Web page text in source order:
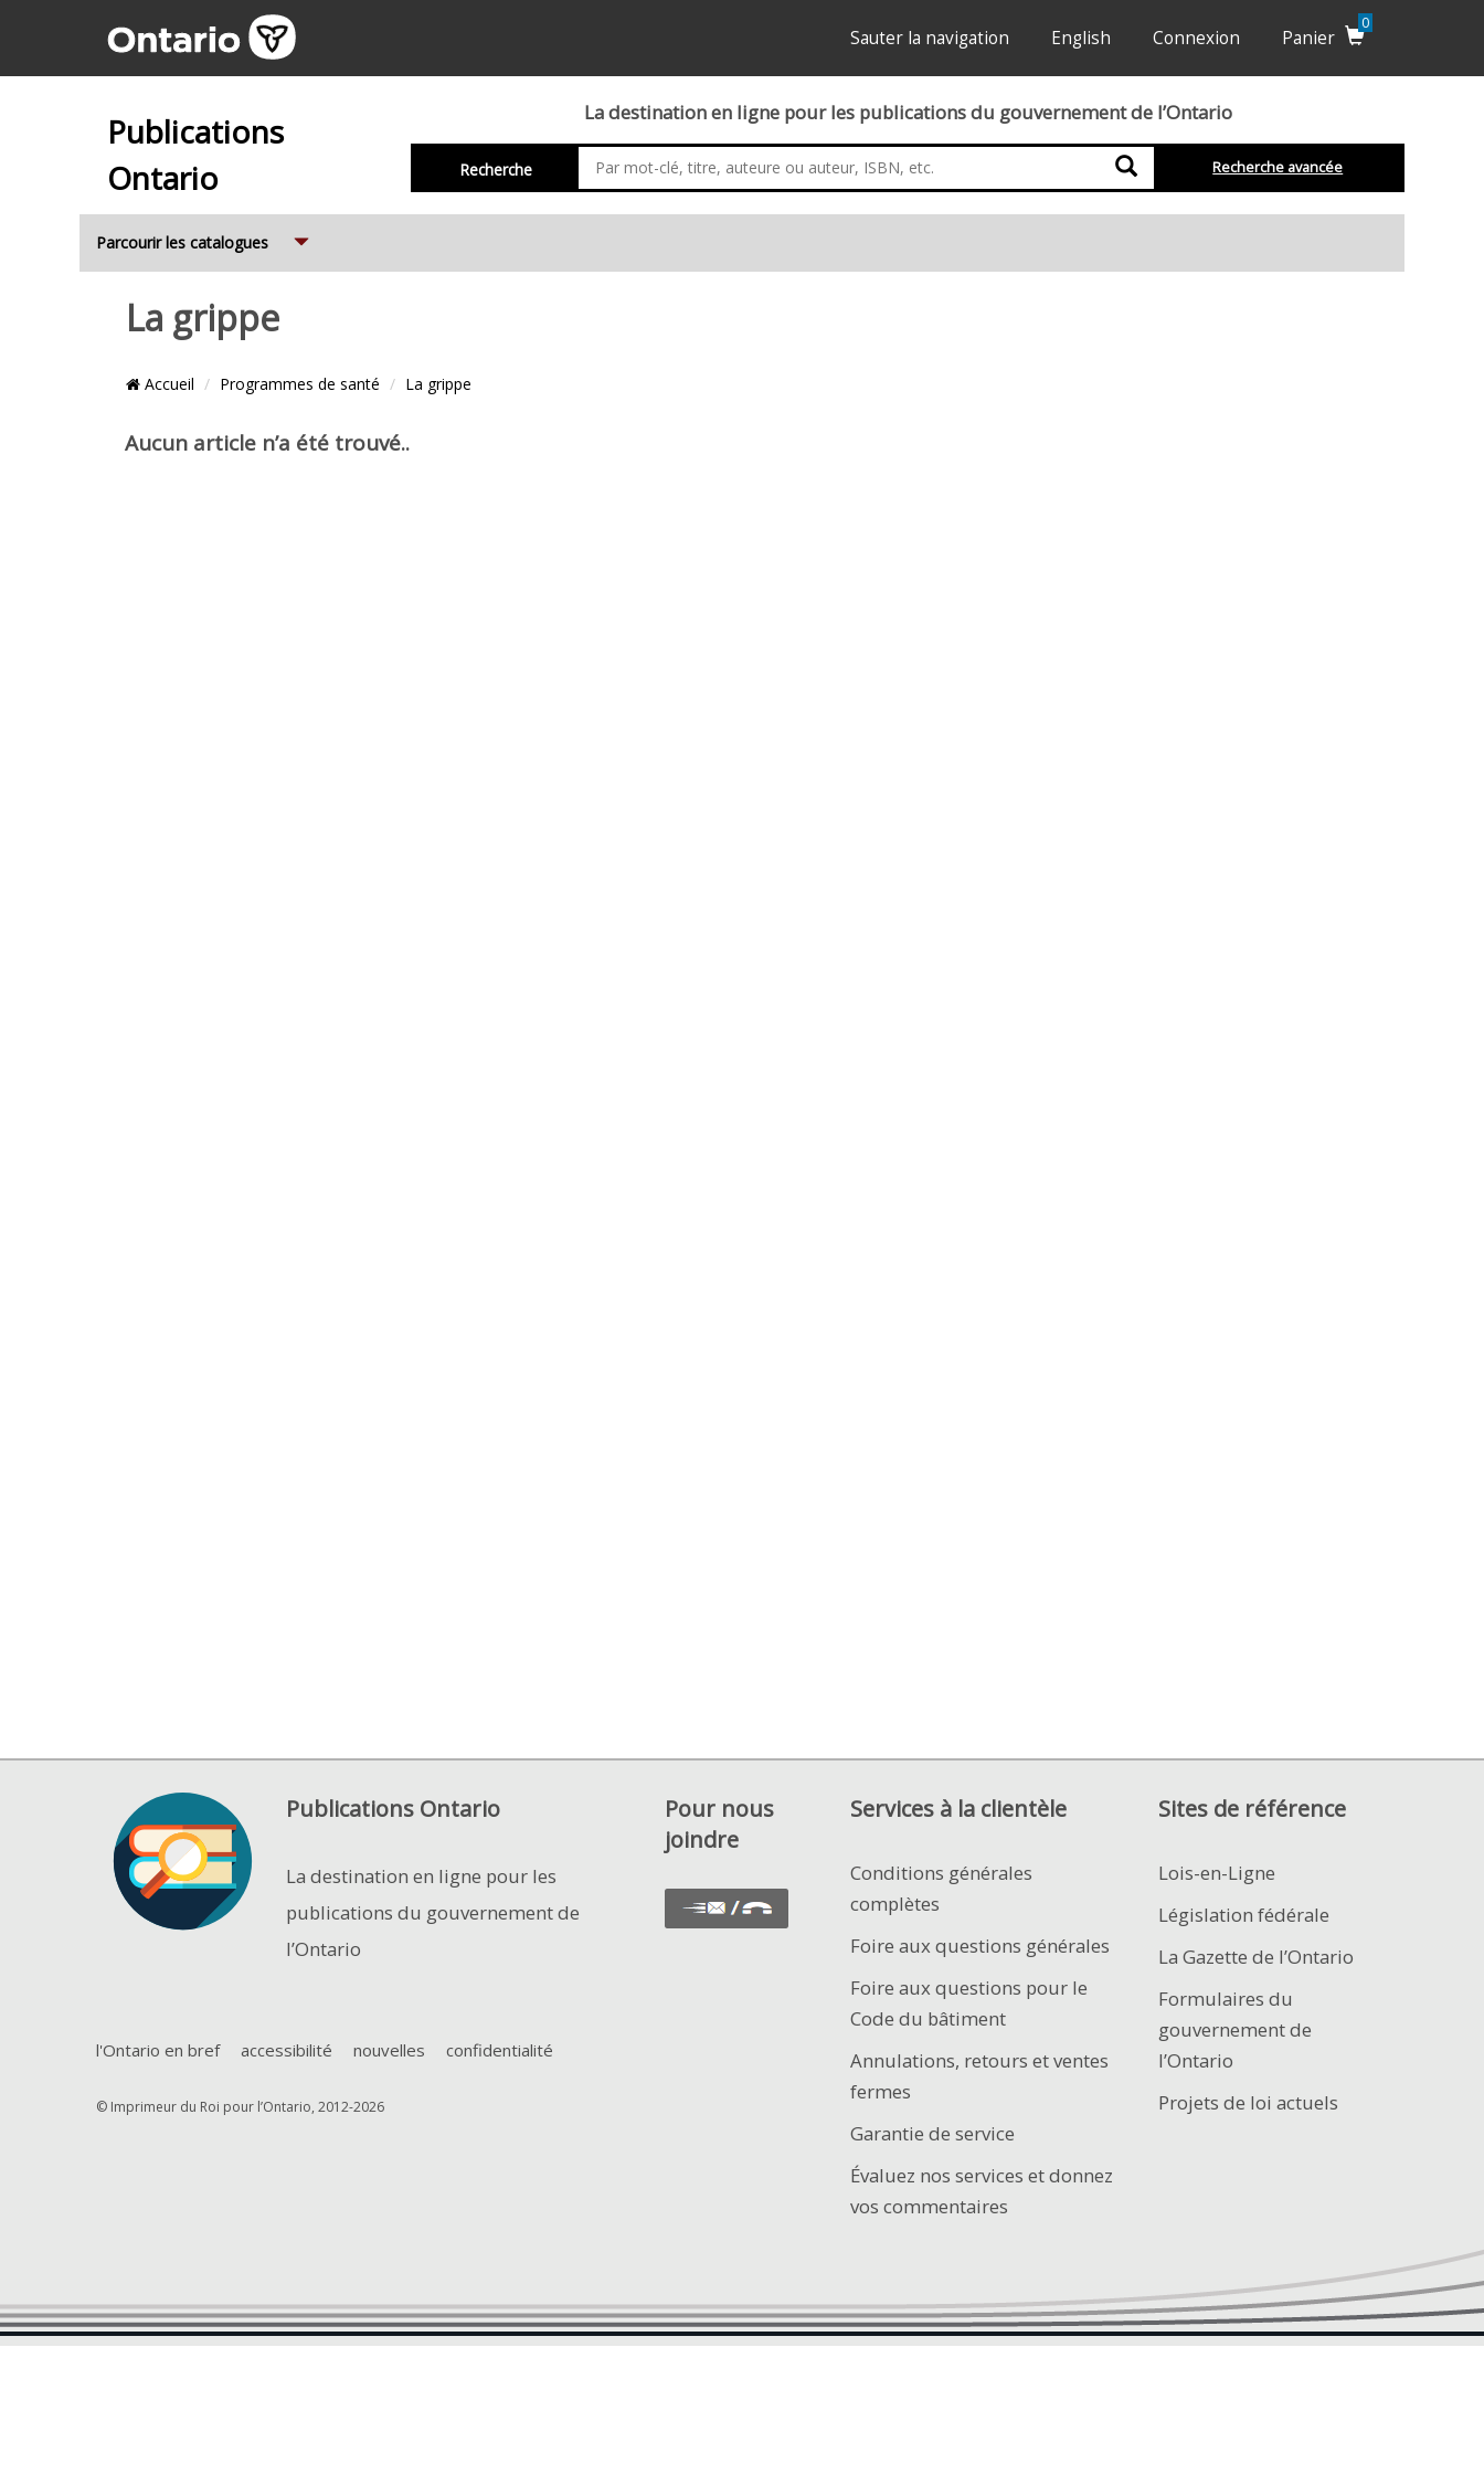
Sauter la navigation English Connexion Panier
0
Publications
Ontario
La destination en ligne pour les publications du gouvernement de l’Ontario
Recherche RechercheRecherche avancée
Parcourir les catalogues
La grippe
Emplacement
Fil
Accueil Programmes de santé La grippe
Articles
Aucun article n’a été trouvé..
Publications Ontario
La destination en ligne pour les
publications du gouvernement de
l’Ontario
l'Ontario en bref accessibilité nouvelles confidentialité
© Imprimeur du Roi pour l’Ontario, 2012-2026
Pour nous
joindre
Services à la clientèle
Conditions générales
complètes
Foire aux questions générales
Foire aux questions pour le
Code du bâtiment
Annulations, retours et ventes
fermes
Garantie de service
Évaluez nos services et donnez
vos commentaires
Sites de référence
Lois-en-Ligne
Législation fédérale
La Gazette de l’Ontario
Formulaires du
gouvernement de
l’Ontario
Projets de loi actuels